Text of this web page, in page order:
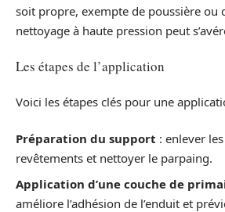
soit propre, exempte de poussière ou
nettoyage à haute pression peut
Les étapes de l’application
Voici les étapes clés pour une
Préparation du support : enlever
revêtements et nettoyer le parpaing.
Application d’une couche de
améliore l’adhésion de l’enduit et